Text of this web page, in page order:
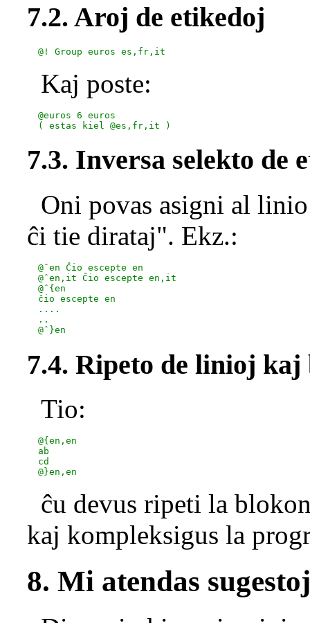
7.2. Aroj de etikedoj
Kaj poste:
  @euros 6 euros
7.3. Inversa selekto de
Oni povas asigni al
ĉi tie dirataj". Ekz.:
  @ˆen Ĉio escepte en
  @ˆen,it Ĉio escepte en,it
  @ˆ{en
  ĉio escepte en
  ....
  ..
7.4. Ripeto de linioj
Tio:
  @{en,en
  ab
  cd
ĉu devus ripeti la
kaj kompleksigus la
8. Mi atendas